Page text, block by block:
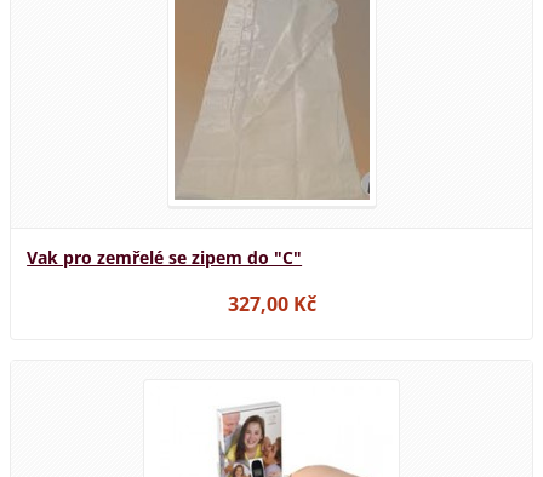
Vak pro zemřelé se zipem do "C"
327,00 Kč